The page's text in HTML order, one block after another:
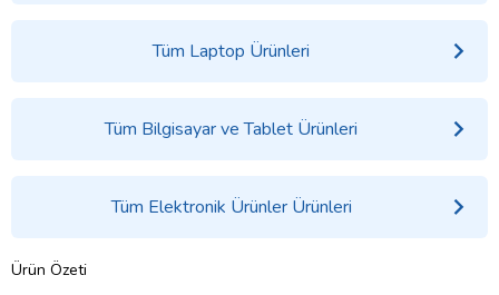
Tüm Laptop Ürünleri
Tüm Bilgisayar ve Tablet Ürünleri
Tüm Elektronik Ürünler Ürünleri
Ürün Özeti